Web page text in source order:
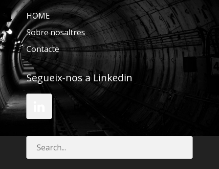
HOME
Sobre nosaltres
Contacte
Segueix-nos a Linkedin
LinkedIn